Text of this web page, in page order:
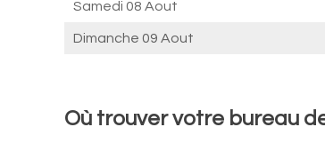
Samedi 08 Aout
Dimanche 09 Aout
Où trouver votre bureau